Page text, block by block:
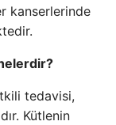
kanserlerinde
tedavisi,
Kütlenin